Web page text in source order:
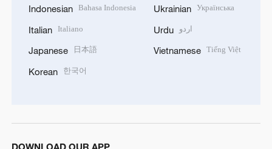
Indonesian Bahasa Indonesia
Italian Italiano
Japanese 日本語
Korean 한국어
Ukrainian Українська
Urdu اردو
Vietnamese Tiếng Việt
DOWNLOAD OUR APP